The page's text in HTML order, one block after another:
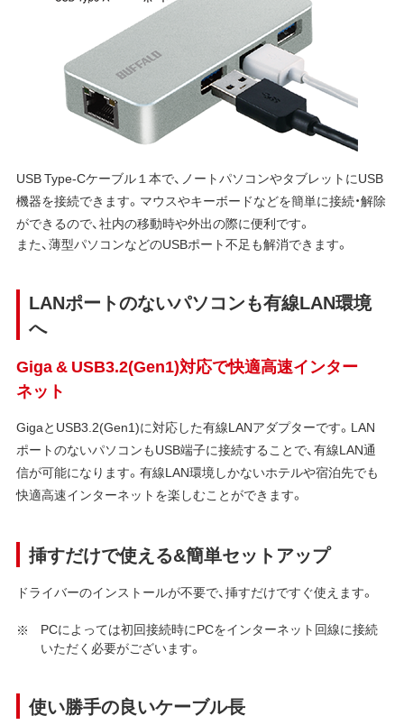
USB Type-Cケーブル１本で、ノートパソコンやタブレットにUSB
機器を接続できます。マウスやキーボードなどを簡単に接続・解除
ができるので、社内の移動時や外出の際に便利です。
また、薄型パソコンなどのUSBポート不足も解消できます。
LANポートのないパソコンも有線LAN環境
へ
Giga & USB3.2(Gen1)対応で快適高速インター
ネット
GigaとUSB3.2(Gen1)に対応した有線LANアダプターです。LAN
ポートのないパソコンもUSB端子に接続することで、有線LAN通
信が可能になります。有線LAN環境しかないホテルや宿泊先でも
快適高速インターネットを楽しむことができます。
挿すだけで使える&簡単セットアップ
ドライバーのインストールが不要で、挿すだけですぐ使えます。
PCによっては初回接続時にPCをインターネット回線に接続
いただく必要がございます。
使い勝手の良いケーブル長